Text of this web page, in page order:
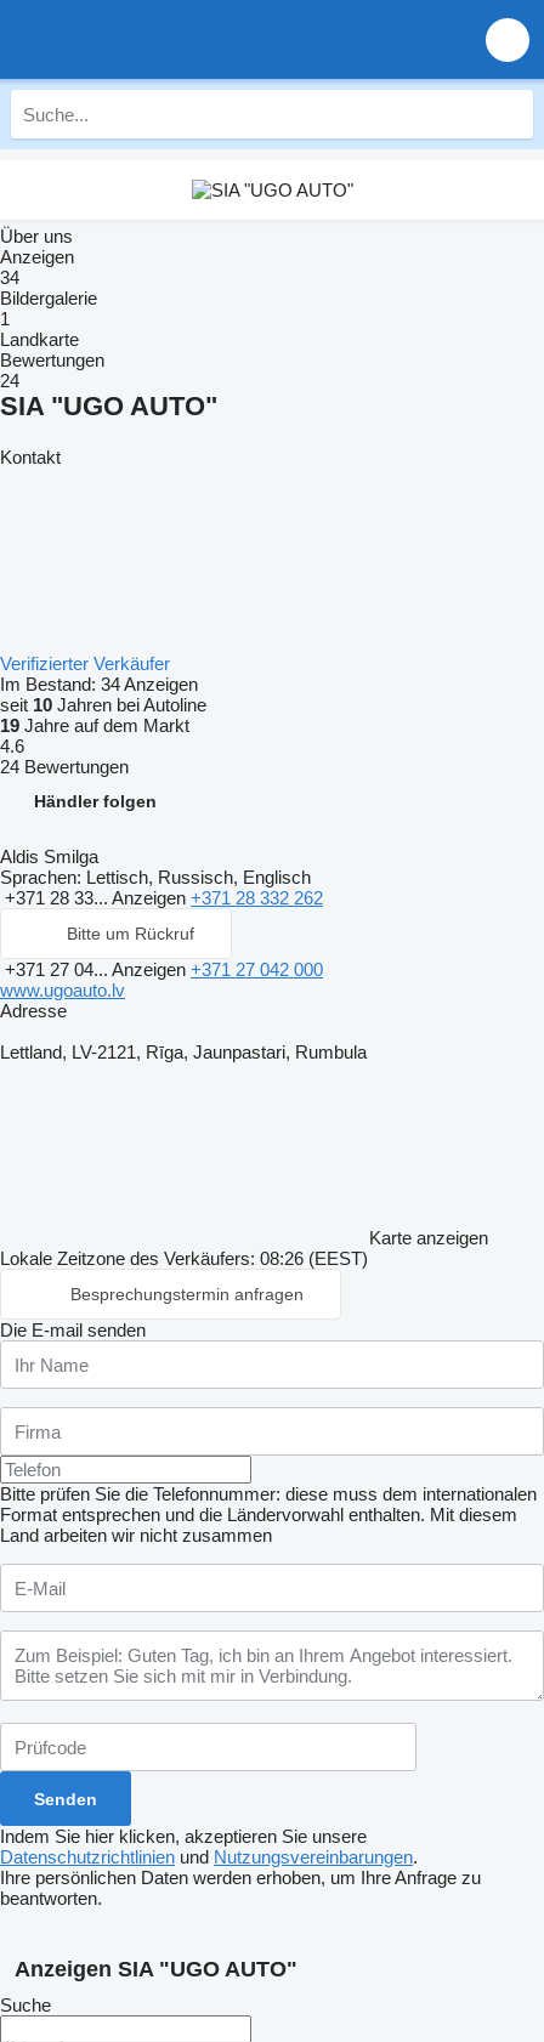
Über uns
Anzeigen
34
Bildergalerie
1
Landkarte
Bewertungen
24
SIA "UGO AUTO"
Kontakt
Verifizierter Verkäufer
Im Bestand: 34 Anzeigen
seit 10 Jahren bei Autoline
19 Jahre auf dem Markt
4.6
24 Bewertungen
Händler folgen
Aldis Smilga
Sprachen: Lettisch, Russisch, Englisch
+371 28 33... Anzeigen +371 28 332 262
Bitte um Rückruf
+371 27 04... Anzeigen +371 27 042 000
www.ugoauto.lv
Adresse
Lettland, LV-2121, Rīga, Jaunpastari, Rumbula
Karte anzeigen
Lokale Zeitzone des Verkäufers: 08:26 (EEST)
Besprechungstermin anfragen
Die E-mail senden
Bitte prüfen Sie die Telefonnummer: diese muss dem internationalen
Format entsprechen und die Ländervorwahl enthalten. Mit diesem
Land arbeiten wir nicht zusammen
Indem Sie hier klicken, akzeptieren Sie unsere
Datenschutzrichtlinien und Nutzungsvereinbarungen.
Ihre persönlichen Daten werden erhoben, um Ihre Anfrage zu
beantworten.
Anzeigen SIA "UGO AUTO"
Suche